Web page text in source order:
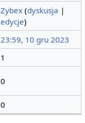
Zybex (dyskusja |
edycje)
23:59, 10 gru 2023
1
0
0